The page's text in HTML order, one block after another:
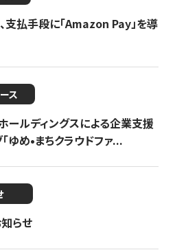
支払手段に「Amazon Pay」を導
ス
ールディングスによる企業支援
ゆめ•まちクラウドファ...
らせ